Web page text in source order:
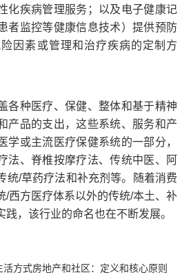
化疾病管理服务；以及电子健康记
者监控等健康信息技术）提供预防
因素或管理和治疗疾病的定制方
各种医疗、保健、整体和基于精神
产品的支出，这些系统、服务和产
学或主流医疗保健系统的一部分，
法、脊椎按摩疗法、传统中医、阿
统/草药疗法和补充剂等。随着消费
/西方医疗体系以外的传统/本土、补
，该行业的命名也在不断发展。
活方式房地产和社区：定义和核心原则